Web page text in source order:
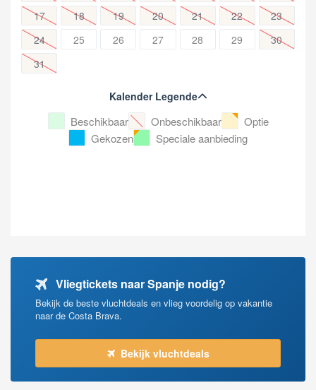
17
18 19 20 21 22
23
24
25 26 27 28 29
30
31
Kalender Legende
Beschikbaar Onbeschikbaar
Optie
Gekozen
Speciale aanbieding
Vliegtickets naar Spanje nodig?
Bekijk de beste vluchtdeals en vlieg voordelig op vakantie
naar de Costa Brava.
Bekijk vluchtdeals